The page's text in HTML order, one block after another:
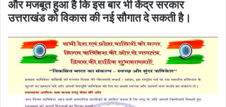
और मजबूत हुआ है कि इस बार भी केंद्र सरकार
उत्तराखंड को विकास की नई सौगात दे सकती है।